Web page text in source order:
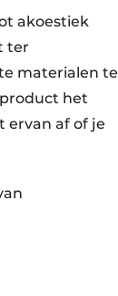
akoestiek
ter
materialen te
het
ervan af of je